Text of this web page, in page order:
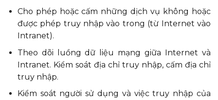
Cho phép hoặc cấm những dịch vụ không hoặc
được phép truy nhập vào trong (từ Internet vào
Intranet).
Theo dõi luồng dữ liệu mạng giữa Internet và
Intranet. Kiểm soát địa chỉ truy nhập, cấm địa chỉ
truy nhập.
Kiểm soát người sử dụng và việc truy nhập của